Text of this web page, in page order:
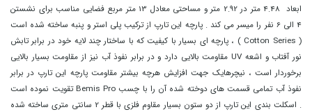
ابعاد 4.48 متر در 2.92 متر و مساحتی معادل 13 متر مربع فضایی مناسب برای نشستن
4 الی 6 نفر را میسر می کند . پارچه این تارپ از ترکیب پلی استر و پنبه ساخته شده است
( Cotton Series ) ، پارچه ای بسیار با کیفیت که با ساختار چند لایه خود در برابر تابش
نور آفتاب و اشعه UV مقاومت بالایی دارد و در برابر نفوذ آب نیز از مقاومت بسیار بالایی
برخوردار است ، نیچرهایک جهت افزایش هرچه بیشتر مقاومت پارچه این تارپ در برابر
نفوذ آب تمامی قسمت های دوخته شده آن را با چسب Bemis Pro تقویت نموده است
. اسکلت بندی این تارپ از دو ستون بسیار مقاوم فلزی با قطر 2 سانتی متری ساخته شده